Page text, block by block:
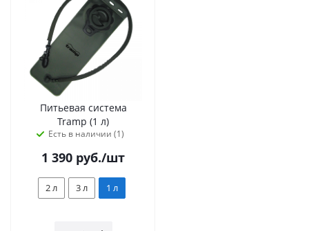
Питьевая система
Tramp (1 л)
Есть в наличии (1)
1 390 руб./шт
2 л 3 л 1 л